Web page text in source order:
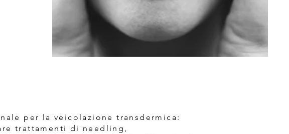
per la veicolazione transdermica:
trattamenti di needling,